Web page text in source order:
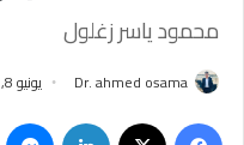
محمود ياسر زغلول
Dr. ahmed osama يونيو 8, 2026